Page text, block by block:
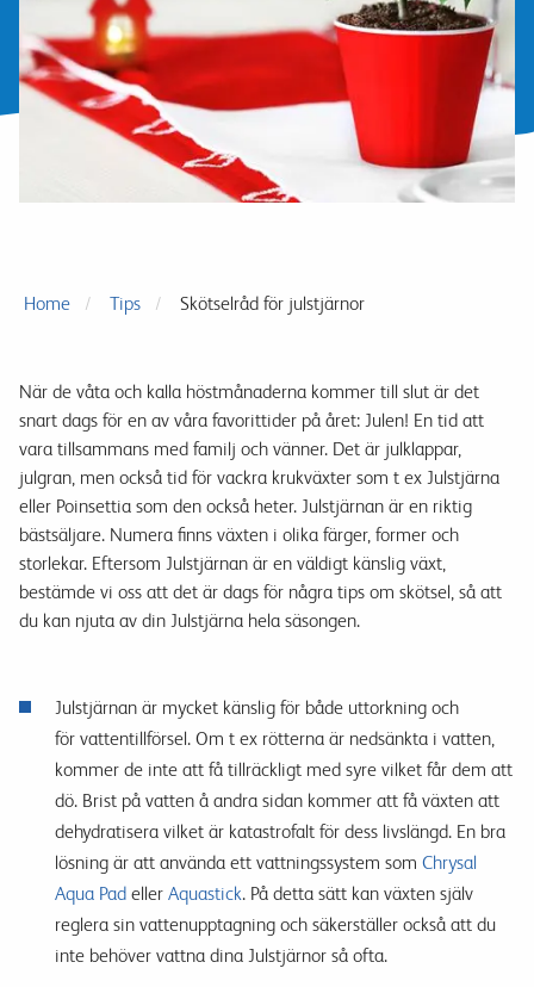
Home Tips Skötselråd för julstjärnor
När de våta och kalla höstmånaderna kommer till slut är det
snart dags för en av våra favorittider på året: Julen! En tid att
vara tillsammans med familj och vänner. Det är julklappar,
julgran, men också tid för vackra krukväxter som t ex Julstjärna
eller Poinsettia som den också heter. Julstjärnan är en riktig
bästsäljare. Numera finns växten i olika färger, former och
storlekar. Eftersom Julstjärnan är en väldigt känslig växt,
bestämde vi oss att det är dags för några tips om skötsel, så att
du kan njuta av din Julstjärna hela säsongen.
Julstjärnan är mycket känslig för både uttorkning och
för vattentillförsel. Om t ex rötterna är nedsänkta i vatten,
kommer de inte att få tillräckligt med syre vilket får dem att
dö. Brist på vatten å andra sidan kommer att få växten att
dehydratisera vilket är katastrofalt för dess livslängd. En bra
lösning är att använda ett vattningssystem som Chrysal
Aqua Pad eller Aquastick. På detta sätt kan växten själv
reglera sin vattenupptagning och säkerställer också att du
inte behöver vattna dina Julstjärnor så ofta.